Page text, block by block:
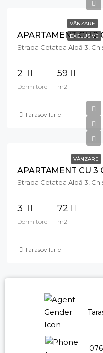
VÂNZARE
EXCLUSIVE
Strada Cetatea Albă 3,
2
Dormitore
59
m2
Tarasov Iurie
VÂNZARE
Strada Cetatea Albă 3,
3
Dormitore
72
m2
Tarasov Iurie